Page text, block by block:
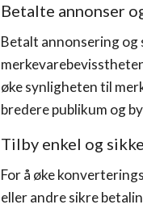
Betalte annonser
Betalt annonsering og
øke synligheten til
bredere publikum og
Tilby enkel og
For å øke
eller andre sikre